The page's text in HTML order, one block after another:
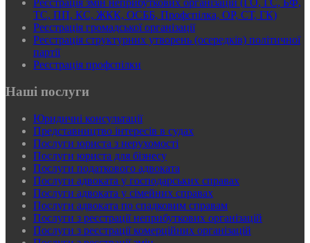
Реєстрація змін неприбуткових організацій (ГО, ГС, БФ,
ТС, ПП, КС, ЖКК, ОСББ, Профспілка, ОР, СТ, ГК)
Реєстрація громадської організації
Реєстрація структурних утворень (осередків) політичної
партії
Реєстрація профспілки
Наші послуги
Юридичні консультації
Представництво інтересів в судах
Послуги юриста з нерухомості
Послуги юриста для бізнесу
Послуги податкового адвоката
Послуги адвоката у господарських справах
Послуги адвоката у сімейних справах
Послуги адвоката по спадковим справам
Послуги з реєстрації неприбуткових організацій
Послуги з реєстрації комерційних організацій